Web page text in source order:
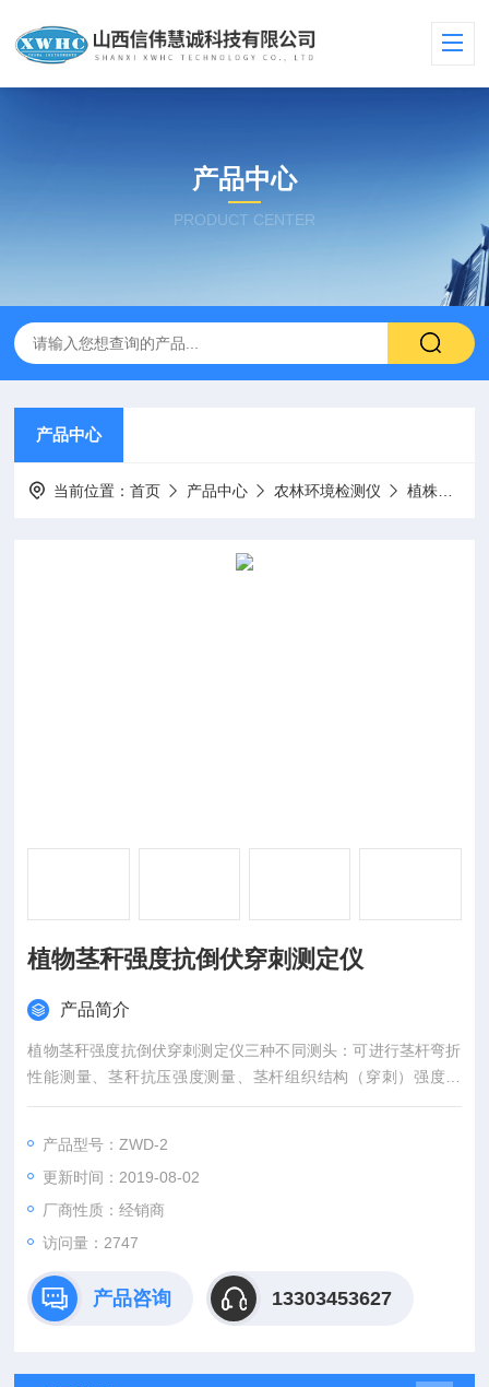
产品中心
PRODUCT CENTER
产品中心
当前位置：首页 产品中心 农林环境检测仪 植株营养茎秆检测仪
植物茎秆强度抗倒伏穿刺测定仪
产品简介
植物茎秆强度抗倒伏穿刺测定仪三种不同测头：可进行茎杆弯折
性能测量、茎秆抗压强度测量、茎杆组织结构（穿刺）强度测
量；弯折支架距离可调，并标有刻度。
产品型号：ZWD-2
更新时间：2019-08-02
厂商性质：经销商
访问量：2747
产品咨询 13303453627